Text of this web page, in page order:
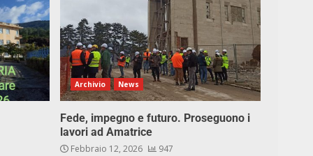
Archivio News
Fede, impegno e futuro. Proseguono i
lavori ad Amatrice
Febbraio 12, 2026 947